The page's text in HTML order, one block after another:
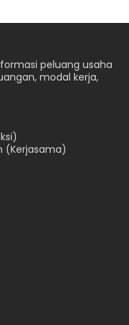
peluang usaha
modal kerja,
(Kerjasama)